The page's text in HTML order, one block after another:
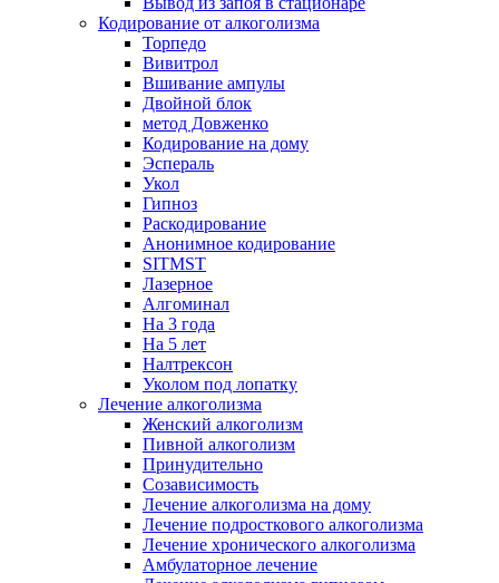
Кодирование от алкоголизма
Торпедо
Вивитрол
Вшивание ампулы
Двойной блок
метод Довженко
Кодирование на дому
Эспераль
Укол
Гипноз
Раскодирование
Анонимное кодирование
SITMST
Лазерное
Алгоминал
На 3 года
На 5 лет
Налтрексон
Уколом под лопатку
Лечение алкоголизма
Женский алкоголизм
Пивной алкоголизм
Принудительно
Созависимость
Лечение алкоголизма на дому
Лечение подросткового алкоголизма
Лечение хронического алкоголизма
Амбулаторное лечение